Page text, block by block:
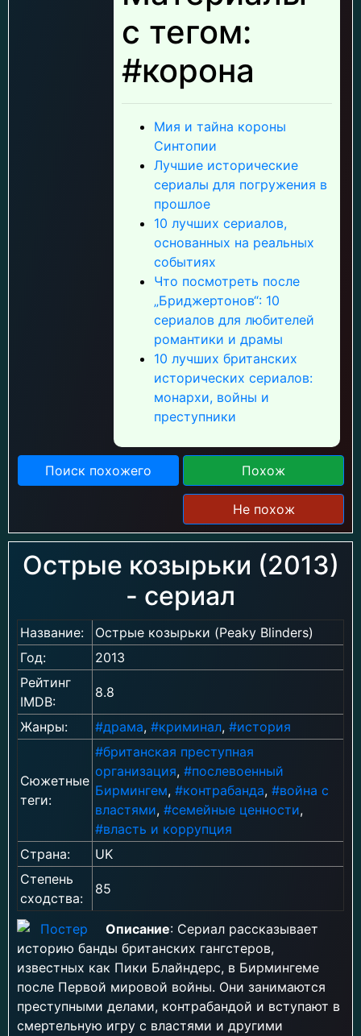
с тегом:
#корона
Мия и тайна короны
Синтопии
Лучшие исторические
сериалы для погружения в
прошлое
10 лучших сериалов,
основанных на реальных
событиях
Что посмотреть после
„Бриджертонов“: 10
сериалов для любителей
романтики и драмы
10 лучших британских
исторических сериалов:
монархи, войны и
преступники
Поиск похожего Похож
Не похож
Острые козырьки (2013)
- сериал
Название:
Острые козырьки (Peaky Blinders)
Год:
2013
Рейтинг
IMDB:
8.8
Жанры: #драма, #криминал, #история
Сюжетные
теги:
#британская преступная
организация, #послевоенный
Бирмингем, #контрабанда, #война с
властями, #семейные ценности,
#власть и коррупция
Страна:
UK
Степень
сходства:
85
Описание: Сериал рассказывает
историю банды британских гангстеров,
известных как Пики Блайндерс, в Бирмингеме
после Первой мировой войны. Они занимаются
преступными делами, контрабандой и вступают в
смертельную игру с властями и другими